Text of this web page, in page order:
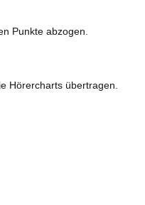
Punkte abzogen.
Hörercharts übertragen.